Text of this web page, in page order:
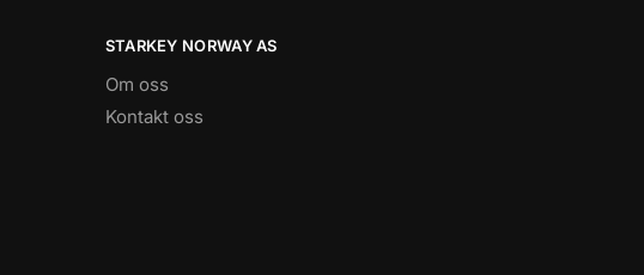
STARKEY NORWAY AS
Om oss
Kontakt oss